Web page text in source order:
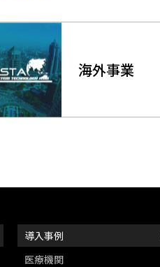
海外事業
導入事例
医療機関